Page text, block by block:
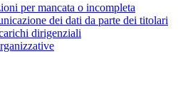
per mancata o incompleta
dei dati da parte dei titolari
dirigenziali